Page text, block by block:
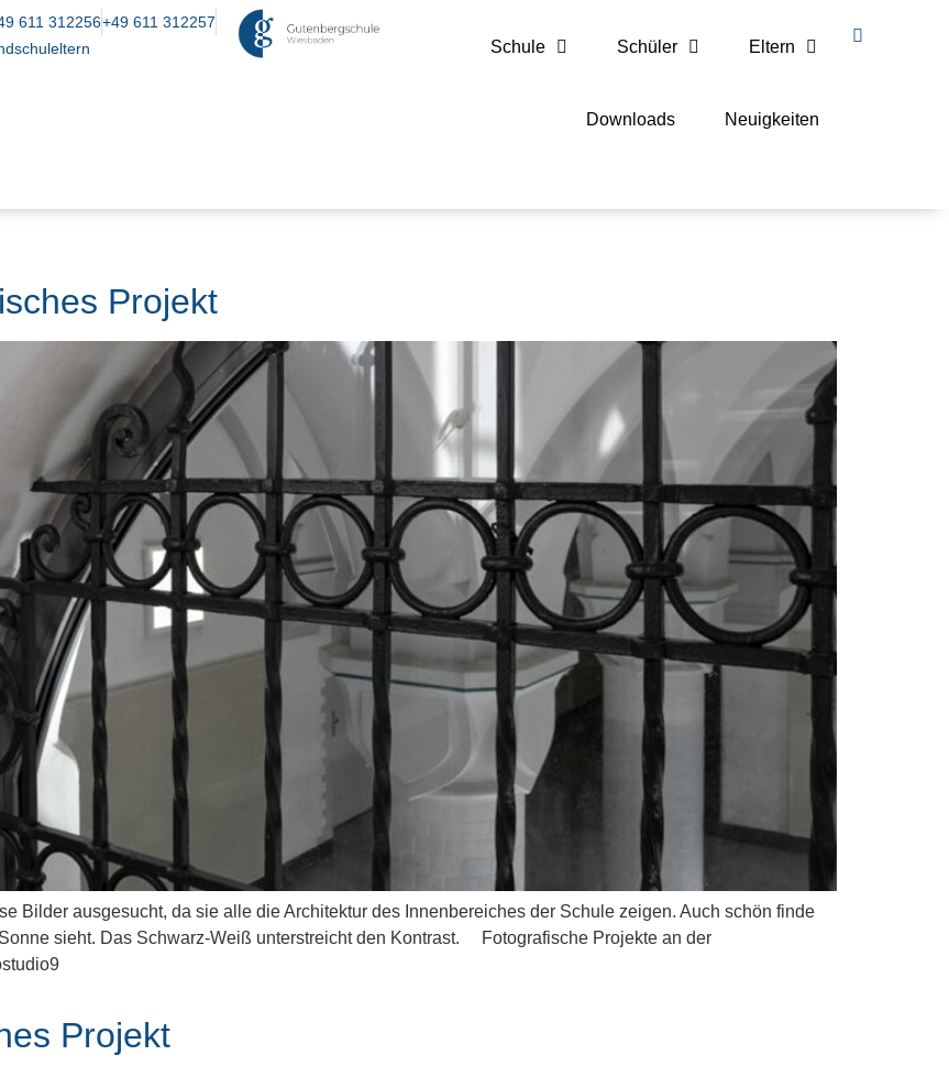
611 312256+49 611 312257
Schule Schüler Eltern
Downloads Neuigkeiten
Projekt
Bilder ausgesucht, da sie alle die Architektur des Innenbereiches der Schule zeigen. Auch schön finde
sieht. Das Schwarz-Weiß unterstreicht den Kontrast. Fotografische Projekte an der
Projekt